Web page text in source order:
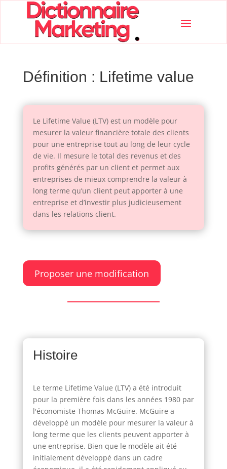
Définition : Lifetime value
Le Lifetime Value (LTV) est un modèle pour
mesurer la valeur financière totale des clients
pour une entreprise tout au long de leur cycle
de vie. Il mesure le total des revenus et des
profits générés par un client et permet aux
entreprises de mieux comprendre la valeur à
long terme qu’un client peut apporter à une
entreprise et d’investir plus judicieusement
dans les relations client.
Proposer une modification
Histoire
Le terme Lifetime Value (LTV) a été introduit
pour la première fois dans les années 1980 par
l'économiste Thomas McGuire. McGuire a
développé un modèle pour mesurer la valeur à
long terme que les clients peuvent apporter à
une entreprise. Bien que le modèle ait été
initialement développé dans un cadre